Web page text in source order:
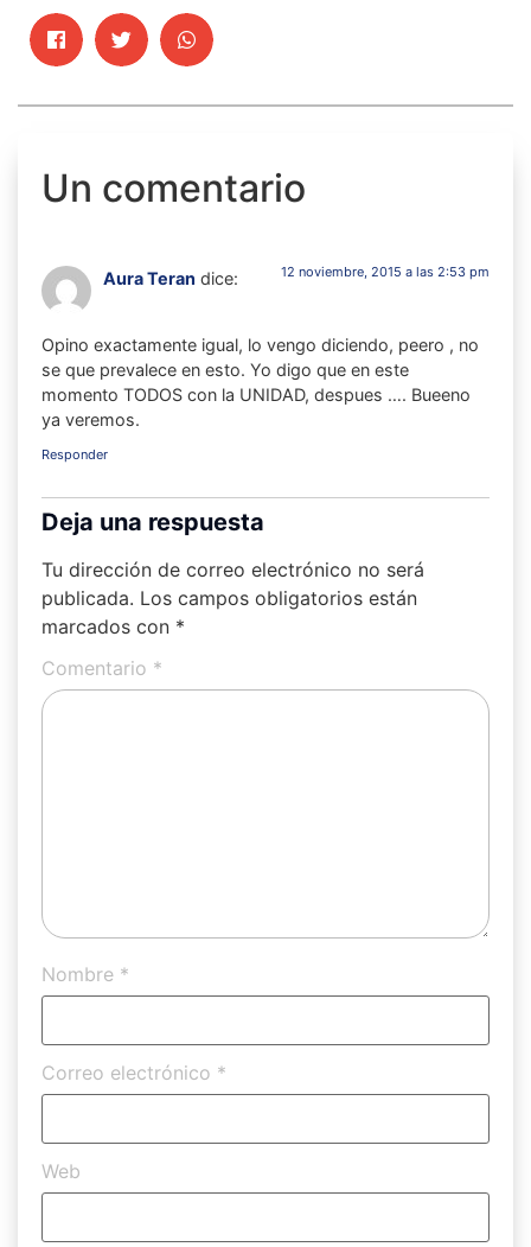
Un comentario
Aura Teran dice: 12 noviembre, 2015 a las 2:53 pm
Opino exactamente igual, lo vengo diciendo, peero , no
se que prevalece en esto. Yo digo que en este
momento TODOS con la UNIDAD, despues …. Bueeno
ya veremos.
Responder
Deja una respuesta
Tu dirección de correo electrónico no será
publicada. Los campos obligatorios están
marcados con *
Comentario *
Nombre *
Correo electrónico *
Web